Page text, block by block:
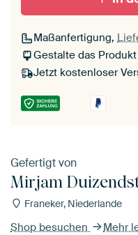
Maßanfertigung,
Gestalte das
Jetzt kostenloser
Gefertigt von
Mirjam
Franeker, Niederlande
Shop besuchen Mehr